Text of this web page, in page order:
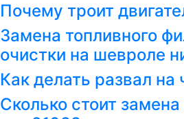
Почему троит
Замена топливного
очистки на шевроле
Как делать развал на
Сколько стоит